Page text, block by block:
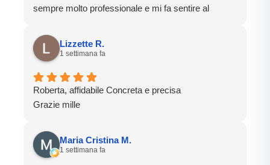
sempre molto professionale e mi fa sentire al
Grazie
Lizzette R.
1 settimana fa
Roberta, affidabile Concreta e precisa
Grazie mille
Maria Cristina M.
1 settimana fa